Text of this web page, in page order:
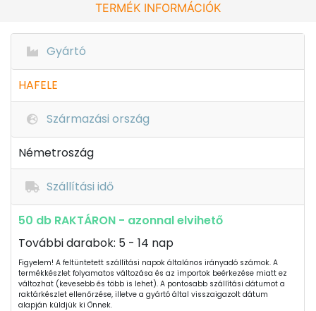
TERMÉK INFORMÁCIÓK
Gyártó
HAFELE
Származási ország
Németroszág
Szállítási idő
50 db RAKTÁRON - azonnal elvihető
További darabok: 5 - 14 nap
Figyelem! A feltüntetett szállítási napok általános irányadó számok. A
termékkészlet folyamatos változása és az importok beérkezése miatt ez
változhat (kevesebb és több is lehet). A pontosabb szállítási dátumot a
raktárkészlet ellenőrzése, illetve a gyártó által visszaigazolt dátum
alapján küldjük ki Önnek.